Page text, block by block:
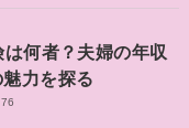
何者？夫婦の年収
力を探る